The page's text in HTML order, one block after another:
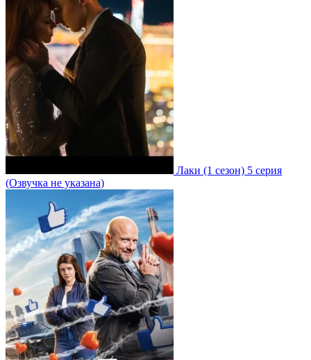
Лаки (1 сезон) 5 серия
(Озвучка не указана)